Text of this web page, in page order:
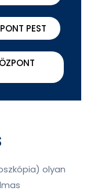
PEST
olyan